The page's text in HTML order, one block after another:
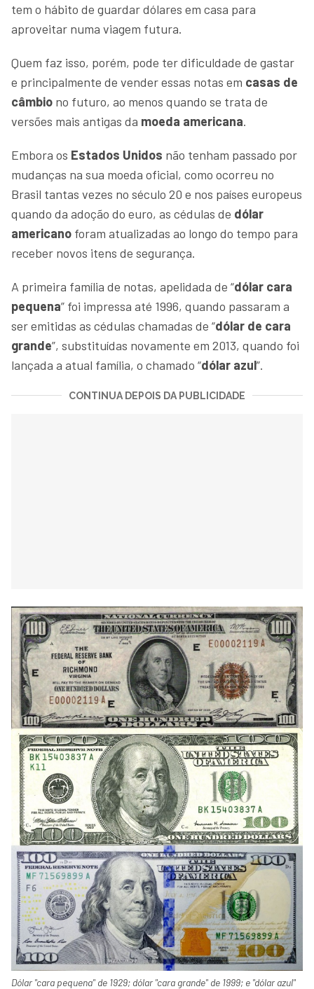
tem o hábito de guardar dólares em casa para
aproveitar numa viagem futura.
Quem faz isso, porém, pode ter dificuldade de gastar
e principalmente de vender essas notas em casas de
câmbio no futuro, ao menos quando se trata de
versões mais antigas da moeda americana.
Embora os Estados Unidos não tenham passado por
mudanças na sua moeda oficial, como ocorreu no
Brasil tantas vezes no século 20 e nos países europeus
quando da adoção do euro, as cédulas de dólar
americano foram atualizadas ao longo do tempo para
receber novos itens de segurança.
A primeira família de notas, apelidada de “dólar cara
pequena” foi impressa até 1996, quando passaram a
ser emitidas as cédulas chamadas de “dólar de cara
grande”, substituídas novamente em 2013, quando foi
lançada a atual família, o chamado “dólar azul”.
CONTINUA DEPOIS DA PUBLICIDADE
Dólar "cara pequena" de 1929; dólar "cara grande" de 1999; e "dólar azul"